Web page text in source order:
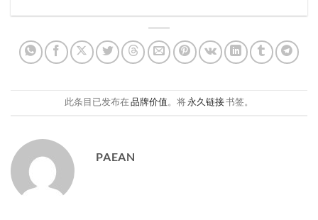
此条目已发布在 品牌价值。将永久链接书签。
PAEAN